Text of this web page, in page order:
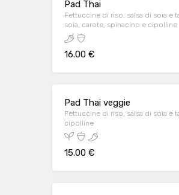
Pad Thai
Fettuccine di riso, salsa di soia e
soia, carote, spinacino e cipolline
16.00 €
Pad Thai veggie
Fettuccine di riso, salsa di soia e tamarindo, arachidi, germogli di
cipolline
15.00 €